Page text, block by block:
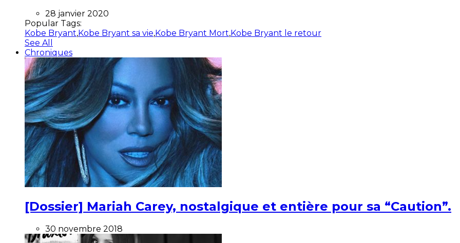
28 janvier 2020
Popular Tags:
Kobe Bryant,Kobe Bryant sa vie,Kobe Bryant Mort,Kobe Bryant le retour
See All
Chroniques
[Dossier] Mariah Carey, nostalgique et entière pour sa “Caution”.
30 novembre 2018